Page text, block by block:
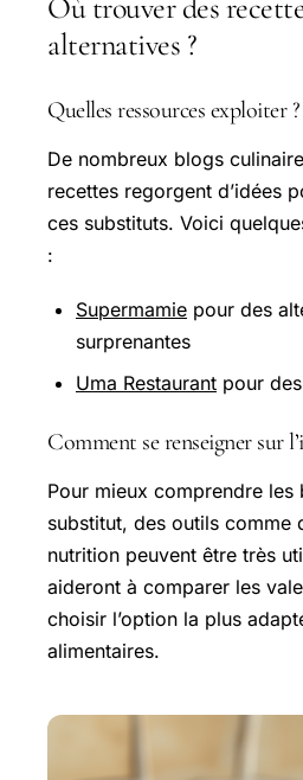
Où trouver des
alternatives ?
Quelles ressources exploiter ?
De nombreux blogs
recettes regorgent d’idées
ces substituts. Voici
:
Supermamie pour des
surprenantes
Uma Restaurant pour
Comment se renseigner sur
Pour mieux comprendre les
substitut, des outils comme
nutrition peuvent être très
aideront à comparer les
choisir l’option la plus
alimentaires.